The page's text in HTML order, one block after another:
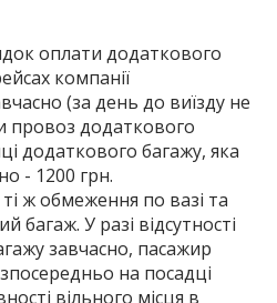
оплати додаткового
компанії
(за день до виїзду не
провоз додаткового
додаткового багажу, яка
- 1200 грн.
ж обмеження по вазі та
багаж. У разі відсутності
завчасно, пасажир
на посадці
вільного місця в